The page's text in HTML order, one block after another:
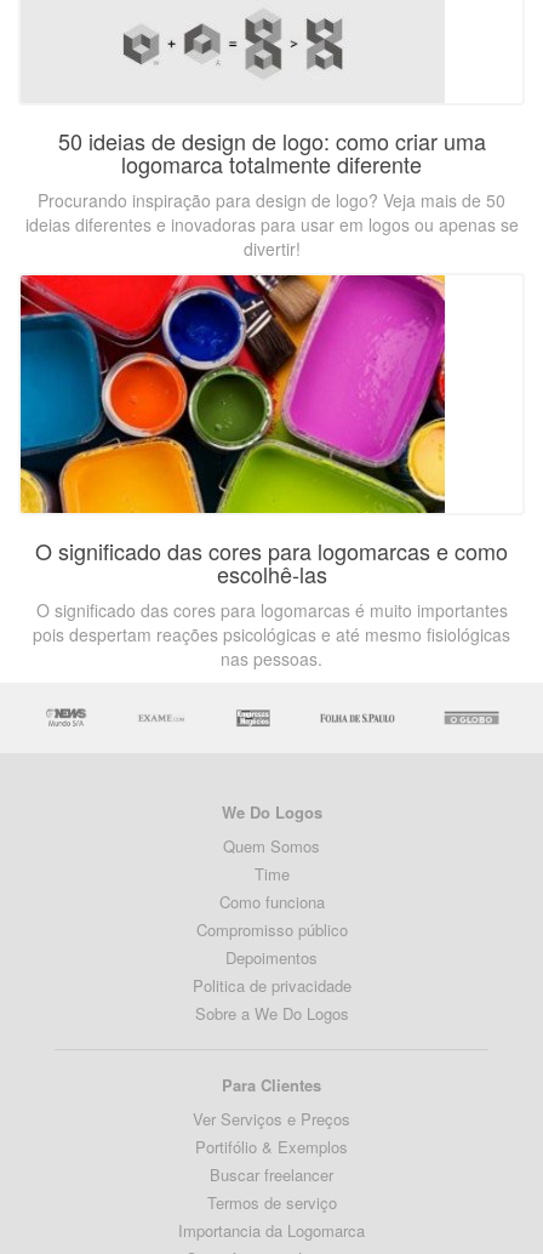
50 ideias de design de logo: como criar uma
logomarca totalmente diferente
Procurando inspiração para design de logo? Veja mais de 50
ideias diferentes e inovadoras para usar em logos ou apenas se
divertir!
O significado das cores para logomarcas e como
escolhê-las
O significado das cores para logomarcas é muito importantes
pois despertam reações psicológicas e até mesmo fisiológicas
nas pessoas.
We Do Logos
Quem Somos
Time
Como funciona
Compromisso público
Depoimentos
Politica de privacidade
Sobre a We Do Logos
Para Clientes
Ver Serviços e Preços
Portifólio & Exemplos
Buscar freelancer
Termos de serviço
Importancia da Logomarca